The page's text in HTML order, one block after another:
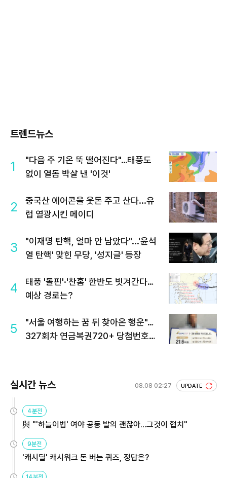
트렌드뉴스
1
"다음 주 기온 뚝 떨어진다"…태풍도
없이 열돔 박살 낸 '이것'
2
중국산 에어콘을 웃돈 주고 산다...유
럽 열광시킨 메이디
3
"이재명 탄핵, 얼마 안 남았다"...'윤석
열 탄핵' 맞힌 무당, '성지글' 등장
4
태풍 '돌핀'·'찬홈' 한반도 빗겨간다…
예상 경로는?
5
"서울 여행하는 꿈 뒤 찾아온 행운"…
327회차 연금복권720+ 당첨번호조
실시간 뉴스 08.08 02:27 UPDATE
4분전
與 "'하늘이법' 여야 공동 발의 괜찮아…그것이 협치"
9분전
'캐시딜' 캐시워크 돈 버는 퀴즈, 정답은?